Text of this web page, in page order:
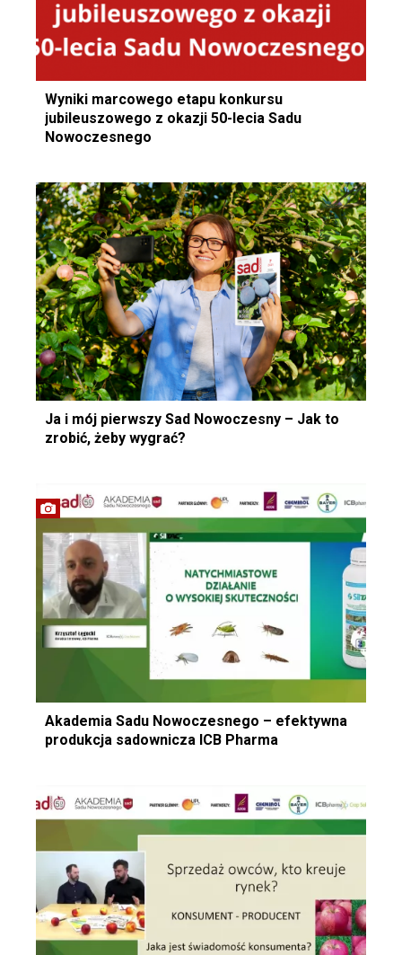
Wyniki marcowego etapu konkursu
jubileuszowego z okazji 50-lecia Sadu
Nowoczesnego
Ja i mój pierwszy Sad Nowoczesny – Jak to
zrobić, żeby wygrać?
Akademia Sadu Nowoczesnego – efektywna
produkcja sadownicza ICB Pharma